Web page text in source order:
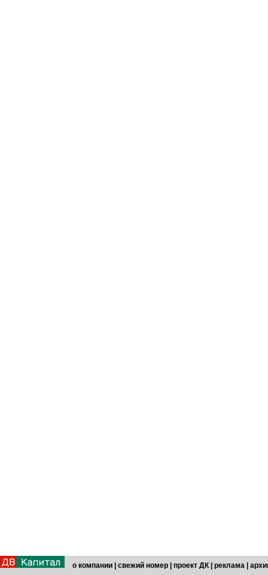
о компании свежий номер проект ДК реклама